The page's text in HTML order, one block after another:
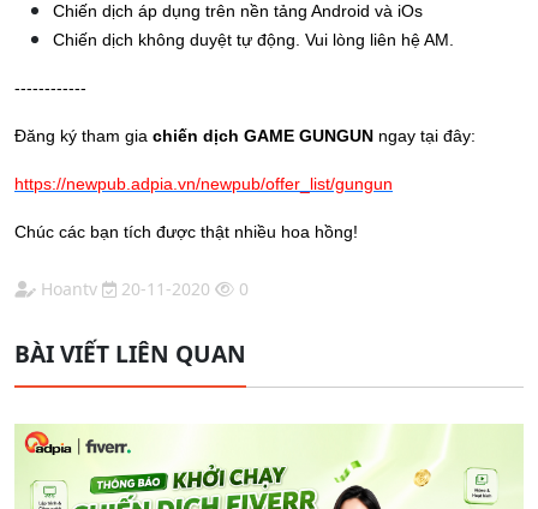
Chiến dịch áp dụng trên nền tảng Android và iOs
Chiến dịch không duyệt tự động. Vui lòng liên hệ AM.
------------
Đăng ký tham gia chiến dịch GAME GUNGUN ngay tại đây:
https://newpub.adpia.vn/newpub/offer_list/gungun
Chúc các bạn tích được thật nhiều hoa hồng!
Hoantv 20-11-2020 0
BÀI VIẾT LIÊN QUAN